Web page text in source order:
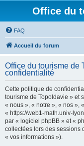
Office du
FAQ
Accueil du forum
Office du tourisme de
confidentialité
Cette politique de
tourisme de Topoldavie » et
« nous », « notre », « nos »,
« https://web1-math.univ-
par « logiciel phpBB » et «
collectées lors des sessions
« vos informations »).